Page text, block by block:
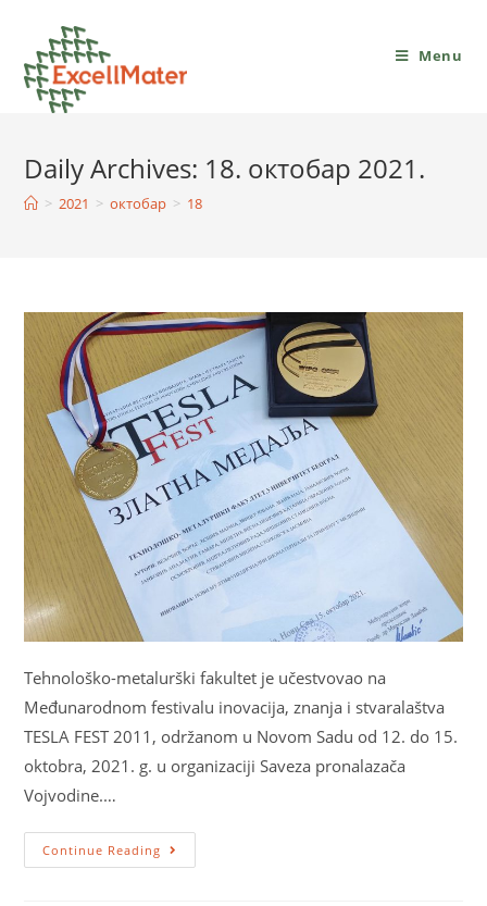
Menu
Daily Archives: 18. октобар 2021.
> 2021 > октобар > 18
Tehnološko-metalurški fakultet je učestvovao na
Međunarodnom festivalu inovacija, znanja i stvaralaštva
TESLA FEST 2011, održanom u Novom Sadu od 12. do 15.
oktobra, 2021. g. u organizaciji Saveza pronalazača
Vojvodine.…
Continue Reading